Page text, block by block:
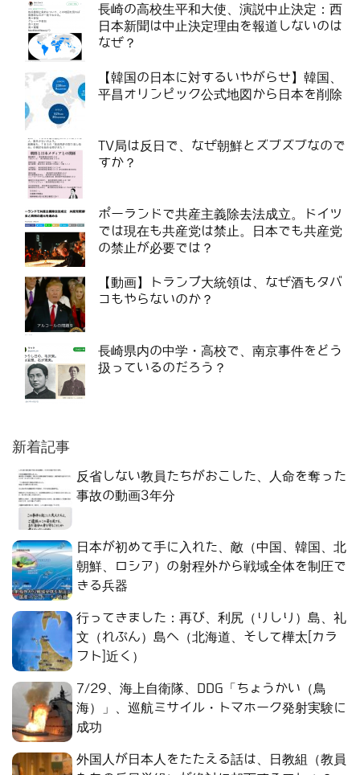
長崎の高校生平和大使、演説中止決定：西
日本新聞は中止決定理由を報道しないのは
なぜ？
【韓国の日本に対するいやがらせ】韓国、
平昌オリンピック公式地図から日本を削除
TV局は反日で、なぜ朝鮮とズブズブなので
すか？
ポーランドで共産主義除去法成立。ドイツ
では現在も共産党は禁止。日本でも共産党
の禁止が必要では？
【動画】トランプ大統領は、なぜ酒もタバ
コもやらないのか？
長崎県内の中学・高校で、南京事件をどう
扱っているのだろう？
新着記事
反省しない教員たちがおこした、人命を奪った
事故の動画3年分
日本が初めて手に入れた、敵（中国、韓国、北
朝鮮、ロシア）の射程外から戦域全体を制圧で
きる兵器
行ってきました：再び、利尻（りしり）島、礼
文（れぶん）島へ（北海道、そして樺太[カラ
フト]近く）
7/29、海上自衛隊、DDG「ちょうかい（鳥
海）」、巡航ミサイル・トマホーク発射実験に
成功
外国人が日本人をたたえる話は、日教組（教員